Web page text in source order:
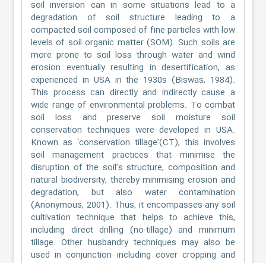
soil inversion can in some situations lead to a
degradation of soil structure leading to a
compacted soil composed of fine particles with low
levels of soil organic matter (SOM). Such soils are
more prone to soil loss through water and wind
erosion eventually resulting in desertification, as
experienced in USA in the 1930s (Biswas, 1984).
This process can directly and indirectly cause a
wide range of environmental problems. To combat
soil loss and preserve soil moisture soil
conservation techniques were developed in USA.
Known as ‘conservation tillage’(CT), this involves
soil management practices that minimise the
disruption of the soil’s structure, composition and
natural biodiversity, thereby minimising erosion and
degradation, but also water contamination
(Anonymous, 2001). Thus, it encompasses any soil
cultivation technique that helps to achieve this,
including direct drilling (no-tillage) and minimum
tillage. Other husbandry techniques may also be
used in conjunction including cover cropping and